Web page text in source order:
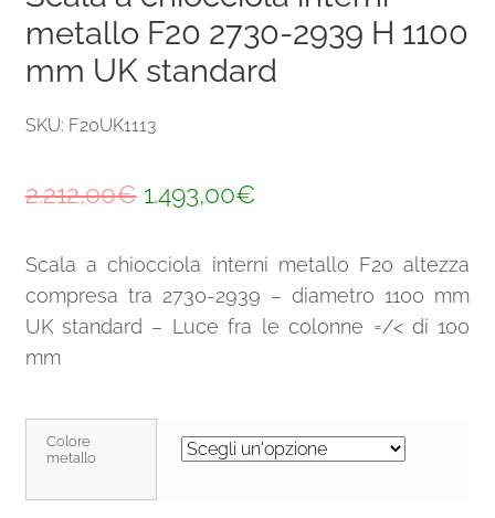
metallo F20 2730-2939 H 1100
mm UK standard
SKU: F20UK1113
2.212,00€ Il
originale
era:
1.493,00€Il
attuale
è:
Scala a chiocciola interni metallo F20 altezza
compresa tra 2730-2939 – diametro 1100 mm
UK standard – Luce fra le colonne =/< di 100
mm
Colore
metallo